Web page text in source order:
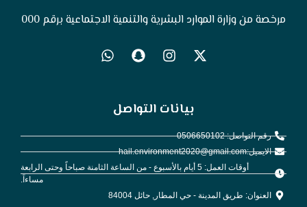
مرخصة من وزارة الموارد البشرية والتنمية الاجتماعية برقم 000
بيانات التواصل
رقم التواصل: 0506650102
الايميل:hail.environment2020@gmail.com
أوقات العمل: 5 أيام بالأسبوع - من الساعة الثامنة صباحاً وحتى الرابعة
مساءاً.
العنوان: طريق المدينة - حي المطار, حائل 84004